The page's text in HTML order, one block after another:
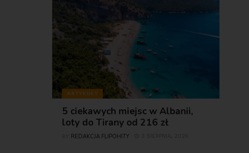
ARTYKUŁY
5 ciekawych miejsc w Albanii,
loty do Tirany od 216 zł
REDAKCJA FLIPOHITY